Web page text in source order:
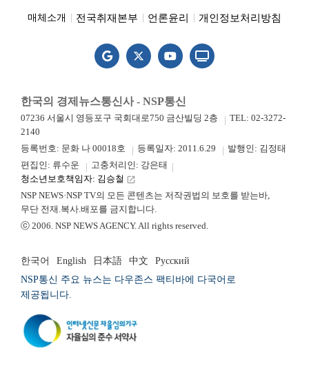
매체소개 전국취재본부 언론윤리 개인정보처리방침
한국의 경제뉴스통신사 - NSP통신
07236 서울시 영등포구 국회대로750 금산빌딩 2층
TEL: 02-3272-
2140
등록번호: 문화 나 00018호
등록일자: 2011.6.29
발행인: 김정태
편집인: 류수운
고충처리인: 강은태
청소년보호책임자: 김승철 launch
NSP NEWS·NSP TV의 모든 콘텐츠는 저작권법의 보호를 받는바,
무단 전재.복사.배포를 금지합니다.
ⓒ 2006. NSP NEWS AGENCY. All rights reserved.
한국어 English 日本語 中文
Русский
NSP통신 주요 뉴스는 다우존스 팩티바에 다국어로
제공됩니다.